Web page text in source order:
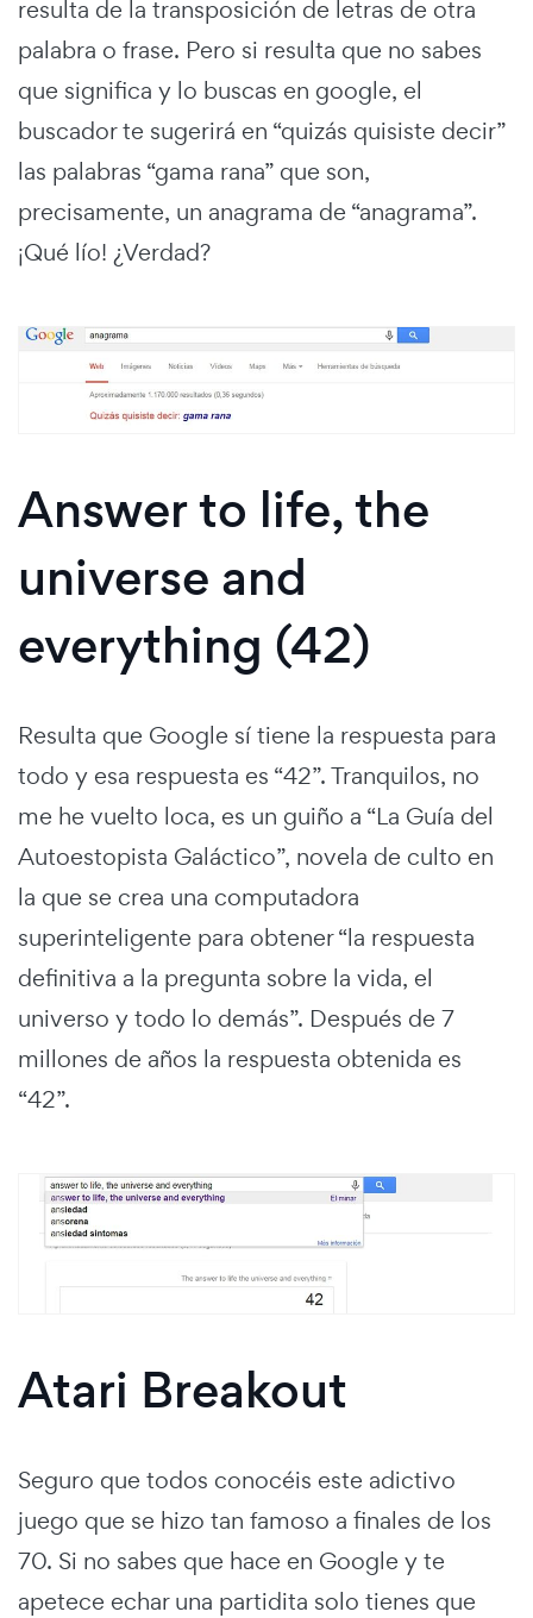
resulta de la transposición de letras de otra
palabra o frase. Pero si resulta que no sabes
que significa y lo buscas en google, el
buscador te sugerirá en “quizás quisiste decir”
las palabras “gama rana” que son,
precisamente, un anagrama de “anagrama”.
¡Qué lío! ¿Verdad?
Answer to life, the
universe and
everything (42)
Resulta que Google sí tiene la respuesta para
todo y esa respuesta es “42”. Tranquilos, no
me he vuelto loca, es un guiño a “La Guía del
Autoestopista Galáctico”, novela de culto en
la que se crea una computadora
superinteligente para obtener “la respuesta
definitiva a la pregunta sobre la vida, el
universo y todo lo demás”. Después de 7
millones de años la respuesta obtenida es
“42”.
Atari Breakout
Seguro que todos conocéis este adictivo
juego que se hizo tan famoso a finales de los
70. Si no sabes que hace en Google y te
apetece echar una partidita solo tienes que